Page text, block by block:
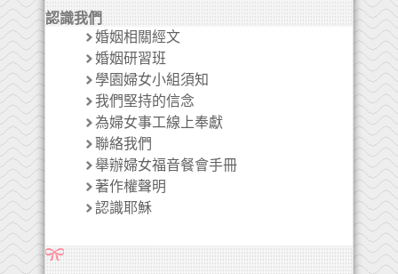
認識我們
婚姻相關經文
婚姻研習班
學園婦女小組須知
我們堅持的信念
為婦女事工線上奉獻
聯絡我們
舉辦婦女福音餐會手冊
著作權聲明
認識耶穌